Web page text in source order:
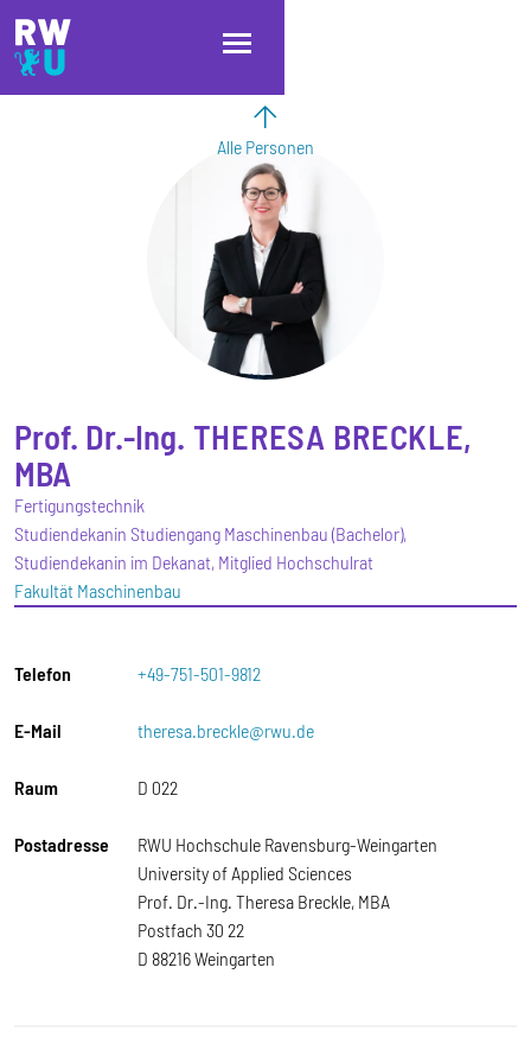
Direkt zum Inhalt
Direkt zur Hauptnavigation
Direkt zum Fußbereich
Alle Personen
Prof. Dr.-Ing. THERESA BRECKLE,
MBA
Fertigungstechnik
Studiendekanin Studiengang Maschinenbau (Bachelor),
Studiendekanin im Dekanat, Mitglied Hochschulrat
Fakultät Maschinenbau
Telefon +49-751-501-9812
E-Mail theresa.breckle@rwu.de
Raum D 022
Postadresse
RWU Hochschule Ravensburg-Weingarten
University of Applied Sciences
Prof. Dr.-Ing. Theresa Breckle, MBA
Postfach 30 22
D 88216 Weingarten